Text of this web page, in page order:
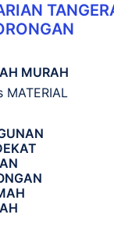
MURAH
MATERIAL